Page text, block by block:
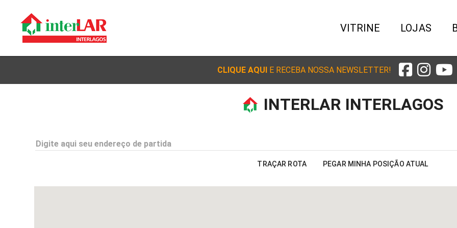
VITRINE LOJAS
CLIQUE AQUIE RECEBA NOSSA NEWSLETTER!
INTERLAR INTERLAGOS
Digite aqui seu endereço de partida
TRAÇAR ROTA PEGAR MINHA POSIÇÃO ATUAL